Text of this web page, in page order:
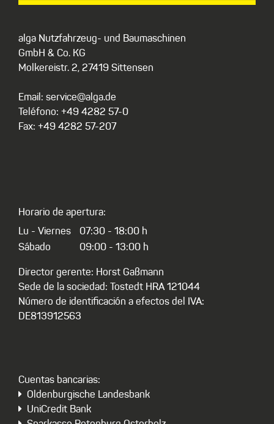
alga Nutzfahrzeug- und Baumaschinen
GmbH & Co. KG
Molkereistr. 2, 27419 Sittensen
Email: service@alga.de
Teléfono: +49 4282 57-0
Fax: +49 4282 57-207
Horario de apertura:
Lu - Viernes
Sábado
07:30 - 18:00 h
09:00 - 13:00 h
Director gerente: Horst Gaßmann
Sede de la sociedad: Tostedt HRA 121044
Número de identificación a efectos del IVA:
DE813912563
Cuentas bancarias:
Oldenburgische Landesbank
UniCredit Bank